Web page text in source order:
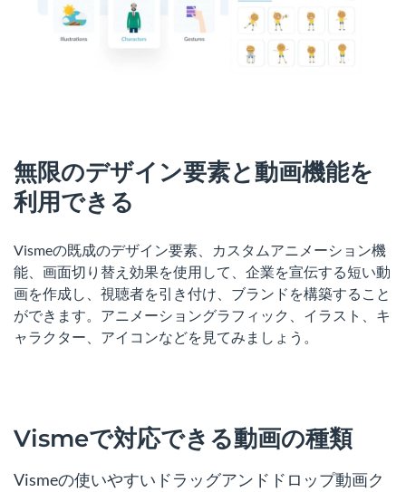
無限のデザイン要素と動画機能を
利用できる
Vismeの既成のデザイン要素、カスタムアニメーション機
能、画面切り替え効果を使用して、企業を宣伝する短い動
画を作成し、視聴者を引き付け、ブランドを構築すること
ができます。アニメーショングラフィック、イラスト、キ
ャラクター、アイコンなどを見てみましょう。
Vismeで対応できる動画の種類
Vismeの使いやすいドラッグアンドドロップ動画ク